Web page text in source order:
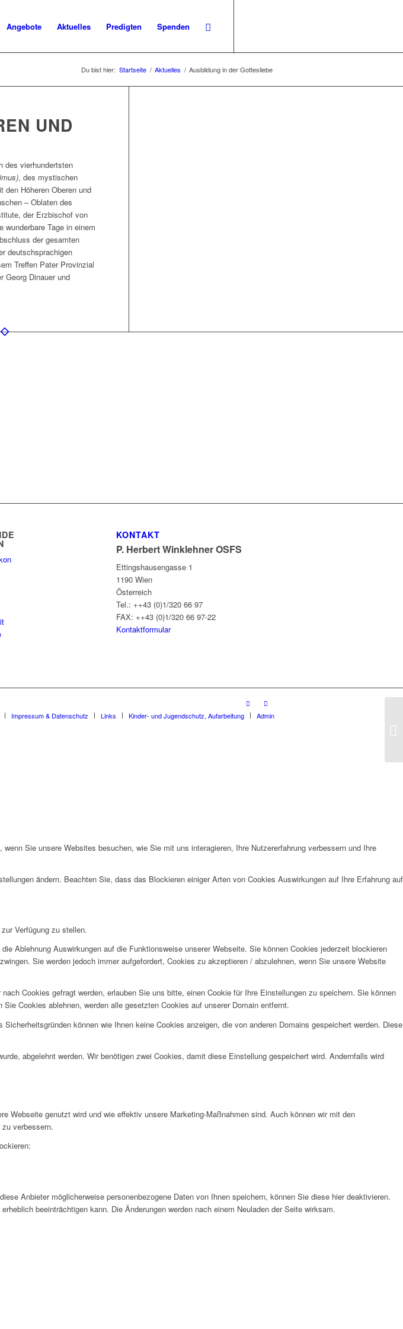
Angebote Aktuelles Predigten Spenden
Du bist hier: Startseite / Aktuelles / Ausbildung in der Gottesliebe
UND
des vierhundertsten
, des mystischen
den Höheren Oberen und
– Oblaten des
der Erzbischof von
wunderbare Tage in einem
der gesamten
deutschsprachigen
Treffen Pater Provinzial
Georg Dinauer und
KONTAKT
P. Herbert Winklehner OSFS
Ettingshausengasse 1
1190 Wien
Österreich
Tel.: ++43 (0)1/320 66 97
FAX: ++43 (0)1/320 66 97-22
Kontaktformular
Impressum & Datenschutz Links Kinder- und Jugendschutz, Aufarbeitung Admin
Sie unsere Websites besuchen, wie Sie mit uns interagieren, Ihre Nutzererfahrung verbessern und Ihre
ändern. Beachten Sie, dass das Blockieren einiger Arten von Cookies Auswirkungen auf Ihre Erfahrung auf
Verfügung zu stellen.
Ablehnung Auswirkungen auf die Funktionsweise unserer Webseite. Sie können Cookies jederzeit blockieren
Sie werden jedoch immer aufgefordert, Cookies zu akzeptieren / abzulehnen, wenn Sie unsere Website
Cookies gefragt werden, erlauben Sie uns bitte, einen Cookie für Ihre Einstellungen zu speichern. Sie können
Cookies ablehnen, werden alle gesetzten Cookies auf unserer Domain entfernt.
können wie Ihnen keine Cookies anzeigen, die von anderen Domains gespeichert werden. Diese
abgelehnt werden. Wir benötigen zwei Cookies, damit diese Einstellung gespeichert wird. Andernfalls wird
Webseite genutzt wird und wie effektiv unsere Marketing-Maßnahmen sind. Auch können wir mit den
verbessern.
Anbieter möglicherweise personenbezogene Daten von Ihnen speichern, können Sie diese hier deaktivieren.
beeinträchtigen kann. Die Änderungen werden nach einem Neuladen der Seite wirksam.